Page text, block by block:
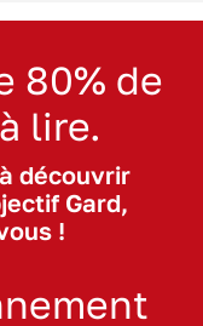
80% de
lire.
découvrir
Gard,
!